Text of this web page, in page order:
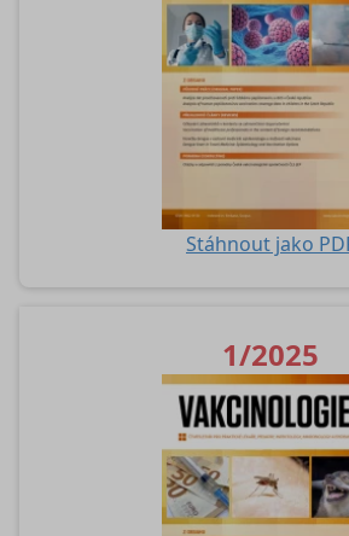
Stáhnout jako
1/2025